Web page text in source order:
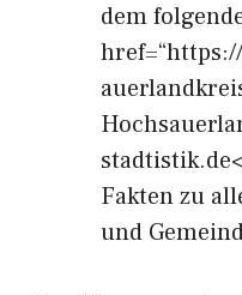
dem
Fakten zu
und